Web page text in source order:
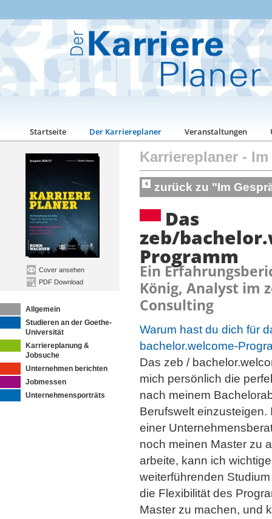
Startseite Der Karriereplaner Veranstaltungen
Cover ansehen
PDF Download
Allgemein
Studieren an der Goethe-
Universität
Karriereplanung &
Jobsuche
Unternehmen berichten
Jobmessen
Unternehmensporträts
Karriereplaner -
zurück zu "Im
Das
zeb/
Programm
Ein
König, Analyst im
Consulting
Warum hast du dich für
bachelor.welcome-
Das zeb /
mich persönlich die
nach meinem
Berufswelt
einer
noch meinen Master zu
arbeite, kann ich
weiterführenden
die Flexibilität des
Master zu machen, und